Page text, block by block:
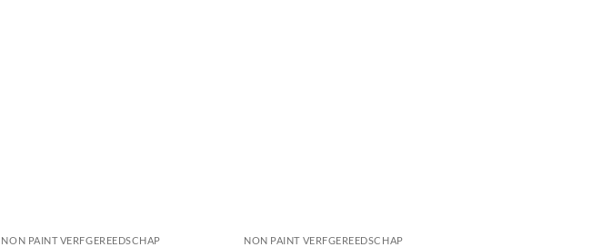
NON PAINT VERFGEREEDSCHAP NON PAINT VERFGEREEDSCHAP